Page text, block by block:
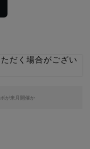
だく場合がござい
が来月開催か